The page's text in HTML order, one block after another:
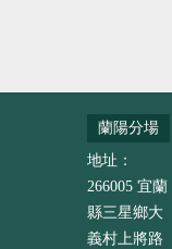
蘭陽分場
地址：
266005 宜蘭
縣三星鄉大
義村上將路